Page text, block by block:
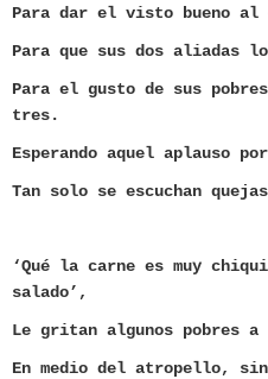
Para dar el visto bueno al
Para que sus dos aliadas
Para el gusto de sus
tres.
Esperando aquel aplauso
Tan solo se escuchan
‘Qué la carne es muy
salado’,
Le gritan algunos pobres
En medio del atropello,